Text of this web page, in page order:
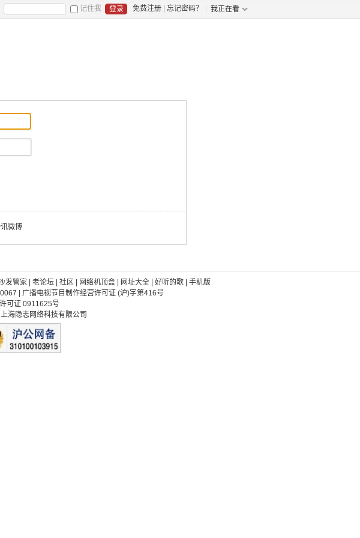
记住我 免费注册 忘记密码？ 我正在看
微博
发管家 老论坛 社区 网络机顶盒 网址大全 好听的歌
手机版
广播电视节目制作经营许可证 (沪)字第416号
可证 0911625号
海隐志网络科技有限公司